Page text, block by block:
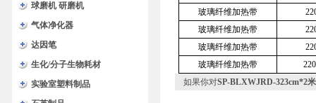
球磨机 研磨机
气体净化器
达因笔
生化/分子生物耗材
实验室塑料制品
玻璃纤维加热带
玻璃纤维加热带
玻璃纤维加热带
玻璃纤维加热带
如果你对SP-BLXWJRD-323cm*2